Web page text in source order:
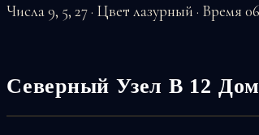
Числа 9, 5, 27 · Цвет лазурный · Время
Северный Узел В 12